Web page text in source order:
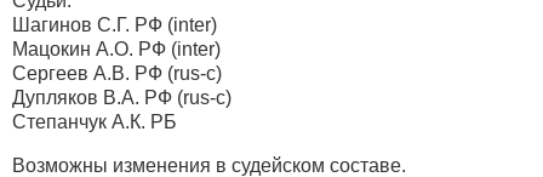
Шагинов С.Г. РФ (inter)
Мацокин А.О. РФ (inter)
Сергеев А.В. РФ (rus-с)
Дупляков В.А. РФ (rus-с)
Степанчук А.К. РБ
Возможны изменения в судейском составе.